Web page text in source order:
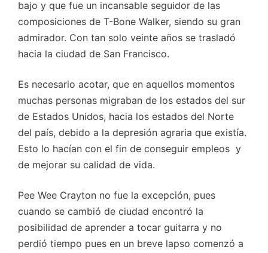
bajo y que fue un incansable seguidor de las
composiciones de T-Bone Walker, siendo su gran
admirador. Con tan solo veinte años se trasladó
hacia la ciudad de San Francisco.
Es necesario acotar, que en aquellos momentos
muchas personas migraban de los estados del sur
de Estados Unidos, hacia los estados del Norte
del país, debido a la depresión agraria que existía.
Esto lo hacían con el fin de conseguir empleos y
de mejorar su calidad de vida.
Pee Wee Crayton no fue la excepción, pues
cuando se cambió de ciudad encontró la
posibilidad de aprender a tocar guitarra y no
perdió tiempo pues en un breve lapso comenzó a